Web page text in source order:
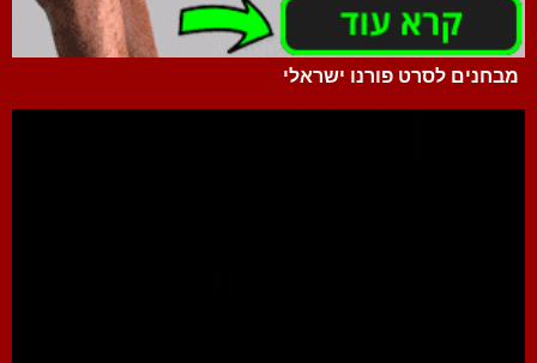
מבחנים לסרט פורנו ישראלי